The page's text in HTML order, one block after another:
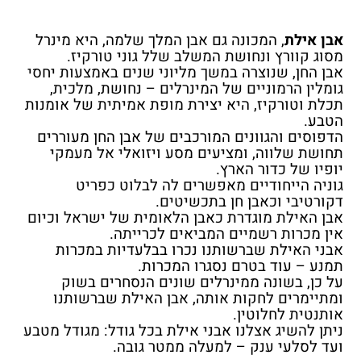
אבן אילת, המכונה גם אבן המלך שלמה, היא מינרל
מסוג קוורץ ונחושת המשלב שלל גוני טורקיז.
אבן החן, שנוצרה במשך מליוני שנים באמצעות יחסי
גומלין הרמוניים של המינרלים – נחושת, מלכית,
תכלת וטורקיז, היא יצירת מופת אמיתית של אומנות
הטבע.
הדפוסים והגוונים המורכבים של אבן החן מעוררים
תחושת שלווה, ומציעים מסע ויזואלי אל מעמקי
יופיו של כדור הארץ.
גוניה הייחודיים מאפשרים לה לבלוט כפריט
דקורטיבי וכאבן חן בתכשיטים.
אבן האילת מוגדרת כאבן הלאומית של ישראל וכיום
אין מכרות רשמיים המביאים לכרייתה.
אבני האילת שברשותנו נכרו בבלעדיות במכרות
תמנע – עוד בטרם נסגרו המכרות.
על כן, בשונה ממינרלים שונים הנסחרים בשוק
ומתיימרים לחקות אותה, אבן האילת שברשותנו
אותנטית לחלוטין.
ניתן להשיג אצלנו אבני אילת בכל גודל: מגודל מטבע
ועד לסלעי ענק – למעלה ממטר גובה.